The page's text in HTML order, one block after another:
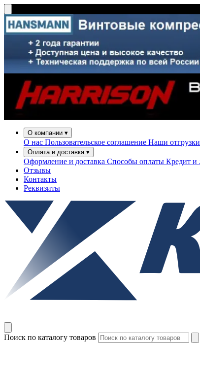
О компании ▾
О нас Пользовательское соглашение Наши
Оплата и доставка ▾
Оформление и доставка Способы оплаты Кредит и
Отзывы
Контакты
Реквизиты
Поиск по каталогу товаров